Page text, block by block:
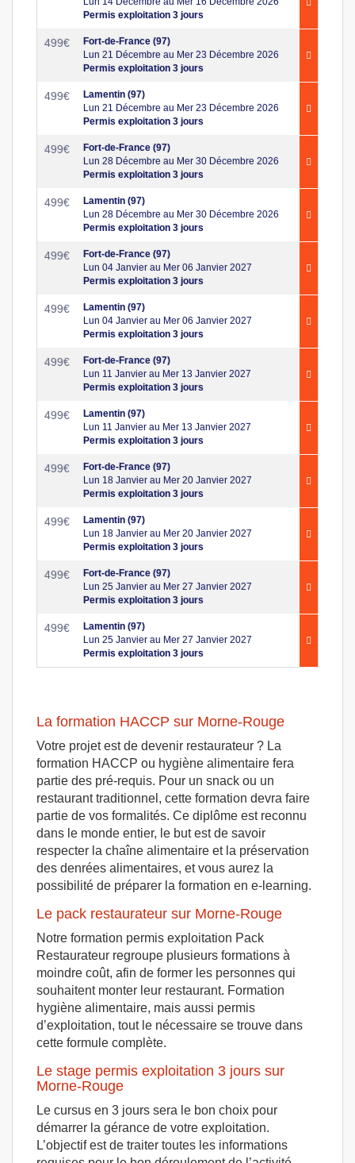
Permis exploitation 3 jours
499€
Fort-de-France (97)
Lun 21 Décembre au Mer 23 Décembre 2026
Permis exploitation 3 jours
499€
Lamentin (97)
Lun 21 Décembre au Mer 23 Décembre 2026
Permis exploitation 3 jours
499€
Fort-de-France (97)
Lun 28 Décembre au Mer 30 Décembre 2026
Permis exploitation 3 jours
499€
Lamentin (97)
Lun 28 Décembre au Mer 30 Décembre 2026
Permis exploitation 3 jours
499€
Fort-de-France (97)
Lun 04 Janvier au Mer 06 Janvier 2027
Permis exploitation 3 jours
499€
Lamentin (97)
Lun 04 Janvier au Mer 06 Janvier 2027
Permis exploitation 3 jours
499€
Fort-de-France (97)
Lun 11 Janvier au Mer 13 Janvier 2027
Permis exploitation 3 jours
499€
Lamentin (97)
Lun 11 Janvier au Mer 13 Janvier 2027
Permis exploitation 3 jours
499€
Fort-de-France (97)
Lun 18 Janvier au Mer 20 Janvier 2027
Permis exploitation 3 jours
499€
Lamentin (97)
Lun 18 Janvier au Mer 20 Janvier 2027
Permis exploitation 3 jours
499€
Fort-de-France (97)
Lun 25 Janvier au Mer 27 Janvier 2027
Permis exploitation 3 jours
499€
Lamentin (97)
Lun 25 Janvier au Mer 27 Janvier 2027
Permis exploitation 3 jours
La formation HACCP sur Morne-Rouge
Votre projet est de devenir restaurateur ? La
formation HACCP ou hygiène alimentaire fera
partie des pré-requis. Pour un snack ou un
restaurant traditionnel, cette formation devra faire
partie de vos formalités. Ce diplôme est reconnu
dans le monde entier, le but est de savoir
respecter la chaîne alimentaire et la préservation
des denrées alimentaires, et vous aurez la
possibilité de préparer la formation en e-learning.
Le pack restaurateur sur Morne-Rouge
Notre formation permis exploitation Pack
Restaurateur regroupe plusieurs formations à
moindre coût, afin de former les personnes qui
souhaitent monter leur restaurant. Formation
hygiène alimentaire, mais aussi permis
d’exploitation, tout le nécessaire se trouve dans
cette formule complète.
Le stage permis exploitation 3 jours sur
Morne-Rouge
Le cursus en 3 jours sera le bon choix pour
démarrer la gérance de votre exploitation.
L’objectif est de traiter toutes les informations